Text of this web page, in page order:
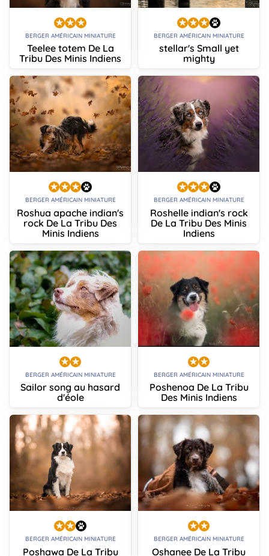
BERGER AMÉRICAIN MINIATURE
Teelee totem De La
Tribu Des Minis Indiens
BERGER AMÉRICAIN MINIATURE
stellar's Small yet
mighty
BERGER AMÉRICAIN MINIATURE
Roshua apache indian's
rock De La Tribu Des
Minis Indiens
BERGER AMÉRICAIN MINIATURE
Roshelle indian's rock
De La Tribu Des Minis
Indiens
BERGER AMÉRICAIN MINIATURE
Sailor song au hasard
d'éole
BERGER AMÉRICAIN MINIATURE
Poshenoa De La Tribu
Des Minis Indiens
BERGER AMÉRICAIN MINIATURE
Poshawa De La Tribu
BERGER AMÉRICAIN MINIATURE
Oshanee De La Tribu